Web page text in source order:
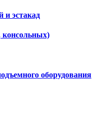
и эстакад
консольных)
оборудования